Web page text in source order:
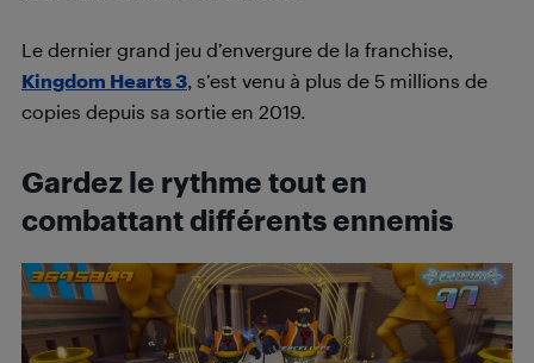
Le dernier grand jeu d’envergure de la franchise,
Kingdom Hearts 3 , s’est venu à plus de 5 millions de
copies depuis sa sortie en 2019.
Gardez le rythme tout en
combattant différents ennemis